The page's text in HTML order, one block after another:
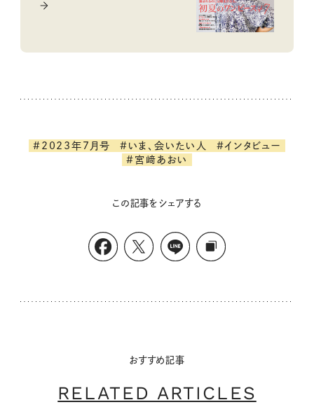
#2023年7月号 #いま、会いたい人
#インタビュー
#宮﨑あおい
この記事をシェアする
おすすめ記事
RELATED ARTICLES